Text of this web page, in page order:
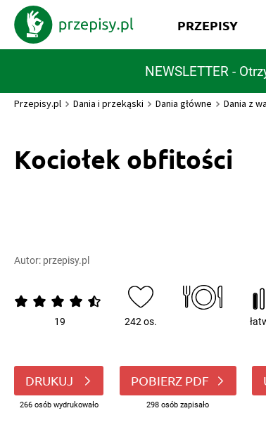
NEWSLETTER -
PRZEPISY
Przepisy.pl Dania i przekąski Dania główne Dania z
Kociołek obfitości
Autor: przepisy.pl
19 242 os.
DRUKUJ
266 osób wydrukowało
POBIERZ PDF
298 osób zapisało